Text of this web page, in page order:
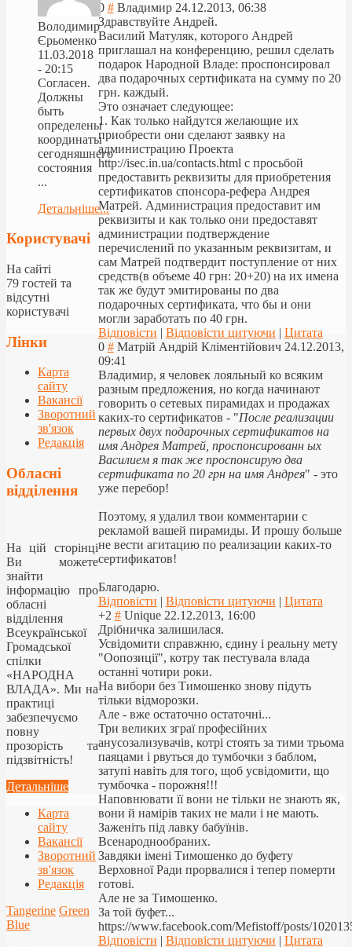
0 # Владимир 24.12.2013, 06:38
Здравствуйте Андрей.
Василий Матуляк, которого Андрей
приглашал на конференцию, решил сделать
подарок Народной Владе: проспонсировал
два подарочных сертификата на сумму по 20
грн. каждый.
Это означает следующее:
1. Как только найдутся желающие их
приобрести они сделают заявку на
администрацию Проекта
http://isec.in.ua/contacts.html с просьбой
предоставить реквизиты для приобретения
сертификатов спонсора-рефера Андрея
Матрей. Администрация предоставит им
реквизиты и как только они предоставят
администрации подтверждение
перечислений по указанным реквизитам, и
сам Матрей подтвердит поступление от них
средств(в объеме 40 грн: 20+20) на их имена
так же будут эмитированы по два
подарочных сертификата, что бы и они
могли заработать по 40 грн.
Відповісти | Відповісти цитуючи | Цитата
0 # Матрій Андрій Кліментійович 24.12.2013,
09:41
Владимир, я человек лояльный ко всяким
разным предложения, но когда начинают
говорить о сетевых пирамидах и продажах
каких-то сертификатов - "После реализации
первых двух подарочных сертификатов на
имя Андрея Матрей, проспонсированн ых
Василием я так же проспонсирую два
сертификата по 20 грн на имя Андрея" - это
уже перебор!
Поэтому, я удалил твои комментарии с
рекламой вашей пирамиды. И прошу больше
не вести агитацию по реализации каких-то
сертификатов!
Благодарю.
Відповісти | Відповісти цитуючи | Цитата
+2 # Unique 22.12.2013, 16:00
Дрібничка залишилася.
Усвідомити справжню, єдину і реальну мету
"Оопозиції", котру так пестувала влада
останні чотири роки.
На вибори без Тимошенко знову підуть
тільки відморозки.
Але - вже остаточно остаточні...
Три великих зграї професійних
анусозализувачів, котрі стоять за тими трьома
паяцами і рвуться до тумбочки з баблом,
затупі навіть для того, щоб усвідомити, що
тумбочка - порожня!!!
Наповнювати її вони не тільки не знають як,
вони й намірів таких не мали і не мають.
Заженіть під лавку бабуїнів.
Всенароднообраних.
Завдяки імені Тимошенко до буфету
Верховної Ради прорвалися і тепер померти
готові.
Але не за Тимошенко.
За той буфет...
https://www.facebook.com/Mefistoff/posts/
Відповісти | Відповісти цитуючи | Цитата
Володимир
Єрьоменко
11.03.2018
- 20:15
Согласен.
Должны
быть
определены
координаты
сегодняшнего
состояния
...
Детальніше...
Користувачі
На сайті
79 гостей та
відсутні
користувачі
Лінки
Карта
сайту
Вакансії
Зворотний
зв'язок
Редакція
Обласні
відділення
На цій сторінці
Ви можете
знайти
інформацію про
обласні
відділення
Всеукраїнської
Громадської
спілки
«НАРОДНА
ВЛАДА». Ми на
практиці
забезпечуємо
повну
прозорість та
підзвітність!
Детальніше
Карта
сайту
Вакансії
Зворотний
зв'язок
Редакція
Tangerine Green
Blue